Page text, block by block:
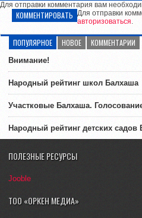
Для отправки комментария вам
КОММЕНТИРОВАТЬ Для отправки
авторизоваться.
ПОПУЛЯРНОЕ НОВОЕ КОММЕНТАРИИ
Внимание!
Народный рейтинг школ Балхаша
Участковые Балхаша.
Народный рейтинг детских садов
ПОЛЕЗНЫЕ РЕСУРСЫ
Jooble
ТОО «ОРКЕН МЕДИА»